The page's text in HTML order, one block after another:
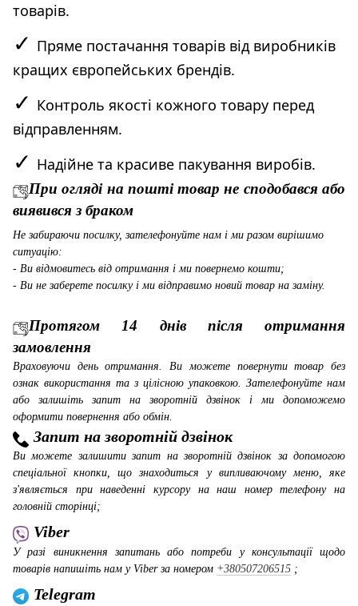
товарів.
✓ Пряме постачання товарів від виробників
кращих європейських брендів.
✓ Контроль якості кожного товару перед
відправленням.
✓ Надійне та красиве пакування виробів.
При огляді на пошті товар не сподобався або
виявився з браком
Не забираючи посилку, зателефонуйте нам і ми разом вирішимо
ситуацію:
- Ви відмовитесь від отримання і ми повернемо кошти;
- Ви не заберете посилку і ми відправимо новий товар на заміну.
Протягом 14 днів після отримання
замовлення
Враховуючи день отримання. Ви можете повернути товар без
ознак використання та з цілісною упаковкою. Зателефонуйте нам
або залишіть запит на зворотній дзвінок і ми допоможемо
оформити повернення або обмін.
Запит на зворотній дзвінок
Ви можете залишити запит на зворотній дзвінок за допомогою
спеціальної кнопки, що знаходиться у випливаючому меню, яке
з'являється при наведенні курсору на наш номер телефону на
головній сторінці;
Viber
У разі виникнення запитань або потреби у консультації щодо
товарів напишіть нам у Viber за номером +380507206515 ;
Telegram